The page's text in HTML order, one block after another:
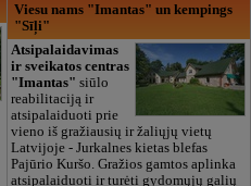
Viesu nams "Imantas" un kempings
"Sīļi"
Atsipalaidavimas
ir sveikatos centras
"Imantas" siūlo
reabilitaciją ir
atsipalaiduoti prie
vieno iš gražiausių ir žaliųjų vietų
Latvijoje - Jurkalnes kietas blefas
Pajūrio Kuršo. Gražios gamtos aplinka
atsipalaiduoti ir turėti gydomųjų galių